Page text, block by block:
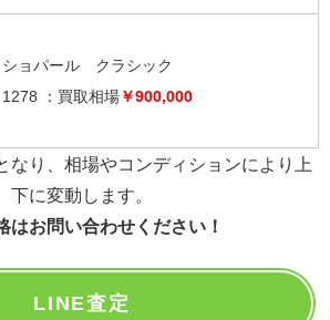
ショパール クラシック
1278 ：買取相場￥900,000
なり、相場やコンディションにより上
下に変動します。
はお問い合わせください！
LINE査定